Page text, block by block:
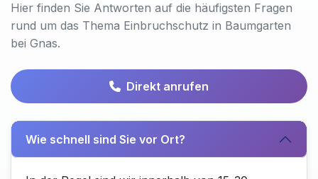
Hier finden Sie Antworten auf die häufigsten Fragen
rund um das Thema Einbruchschutz in Baumgarten
bei Gnas.
Direkt anrufen
Wie schnell sind Sie vor Ort?